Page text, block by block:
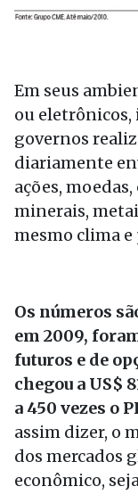
Em seus
ou eletrônicos,
governos
diariamente
ações,
minerais,
mesmo clima
Os números
em 2009,
futuros e de
chegou a US$
a 450 vezes o
assim dizer, o
dos mercados
econômico,